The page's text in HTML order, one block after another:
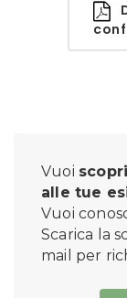
Vuoi
alle tue
Vuoi
Scarica la
mail per